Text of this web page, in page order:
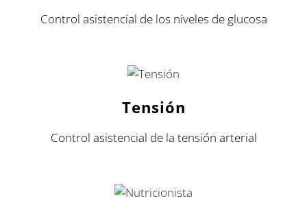
Control asistencial de los niveles de glucosa
Tensión
Control asistencial de la tensión arterial